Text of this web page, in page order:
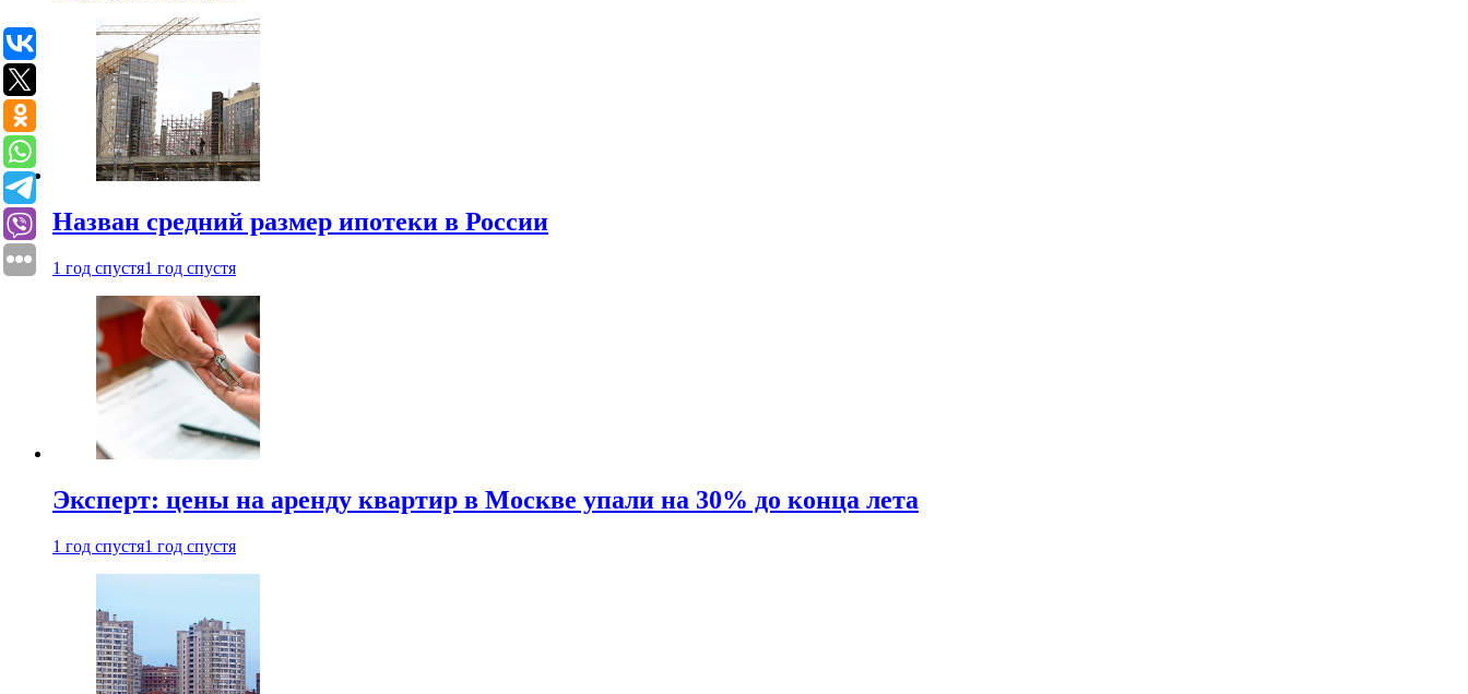
Назван средний размер ипотеки в России
1 год спустя1 год спустя
Эксперт: цены на аренду квартир в Москве упали на 30% до конца лета
1 год спустя1 год спустя